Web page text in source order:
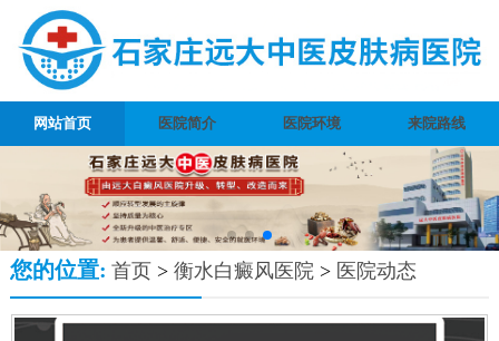
网站首页 医院简介 医院环境 来院路线
您的位置: 首页> 衡水白癜风医院> 医院动态